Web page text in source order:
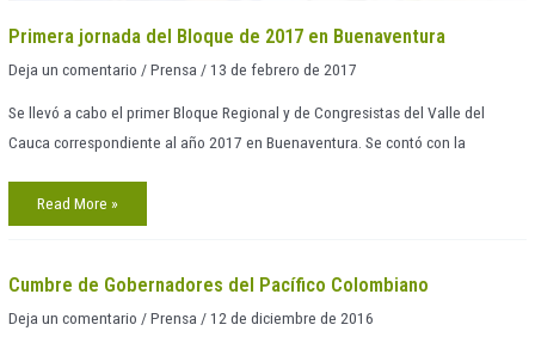
Primera jornada del Bloque de 2017 en Buenaventura
Deja un comentario /Prensa /13 de febrero de 2017
Se llevó a cabo el primer Bloque Regional y de Congresistas del Valle del
Cauca correspondiente al año 2017 en Buenaventura. Se contó con la
Read More »
Cumbre de Gobernadores del Pacífico Colombiano
Deja un comentario /Prensa /12 de diciembre de 2016
Cumbre
de
Gobernadores
del